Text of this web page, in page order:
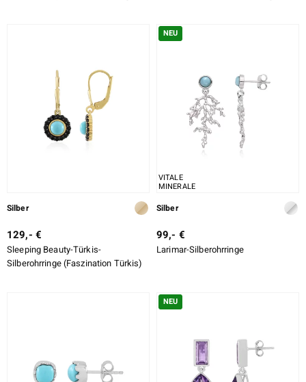
Silber
129,- €
Sleeping Beauty-Türkis-
Silberohrringe (Faszination Türkis)
NEU
VITALE
MINERALE
Silber
99,- €
Larimar-Silberohrringe
NEU